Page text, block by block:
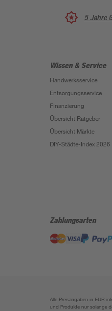
5 Jahre
Wissen & Service
Handwerksservice
Entsorgungsservice
Finanzierung
Übersicht Ratgeber
Übersicht Märkte
DIY-Städte-Index 2026
Zahlungsarten
Alle Preisangaben in EUR
und Produkte nur solange